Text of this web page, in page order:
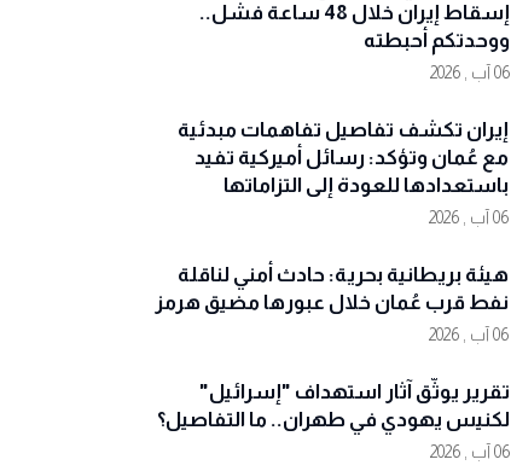
إسقاط إيران خلال 48 ساعة فشل..
ووحدتكم أحبطته
06 آب , 2026
إيران تكشف تفاصيل تفاهمات مبدئية
مع عُمان وتؤكد: رسائل أميركية تفيد
باستعدادها للعودة إلى التزاماتها
06 آب , 2026
هيئة بريطانية بحرية: حادث أمني لناقلة
نفط قرب عُمان خلال عبورها مضيق هرمز
06 آب , 2026
تقرير يوثّق آثار استهداف "إسرائيل"
لكنيس يهودي في طهران.. ما التفاصيل؟
06 آب , 2026